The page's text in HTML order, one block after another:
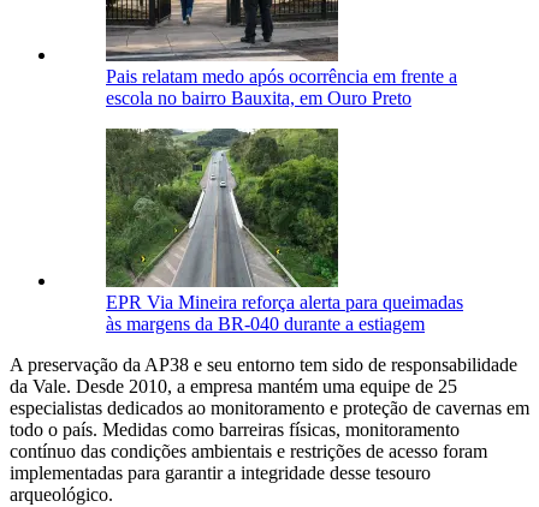
Pais relatam medo após ocorrência em frente a
escola no bairro Bauxita, em Ouro Preto
EPR Via Mineira reforça alerta para queimadas
às margens da BR-040 durante a estiagem
A preservação da AP38 e seu entorno tem sido de responsabilidade
da Vale. Desde 2010, a empresa mantém uma equipe de 25
especialistas dedicados ao monitoramento e proteção de cavernas em
todo o país. Medidas como barreiras físicas, monitoramento
contínuo das condições ambientais e restrições de acesso foram
implementadas para garantir a integridade desse tesouro
arqueológico.